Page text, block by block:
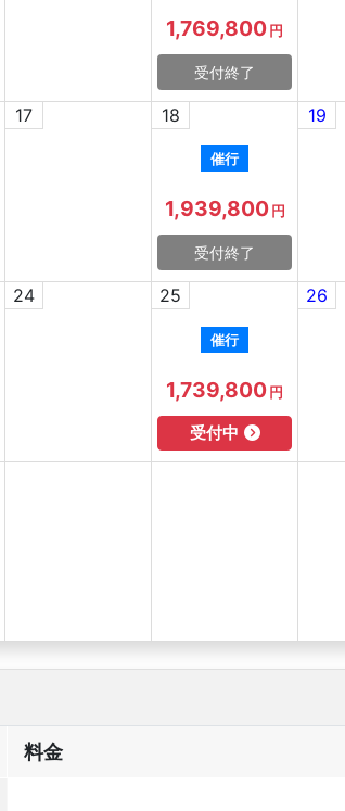
1,769,800円
受付終了
17 18
催行
1,939,800 円
受付終了
19
24 25
催行
1,739,800円
受付中
26
料金